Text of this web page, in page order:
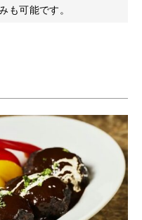
も可能です。